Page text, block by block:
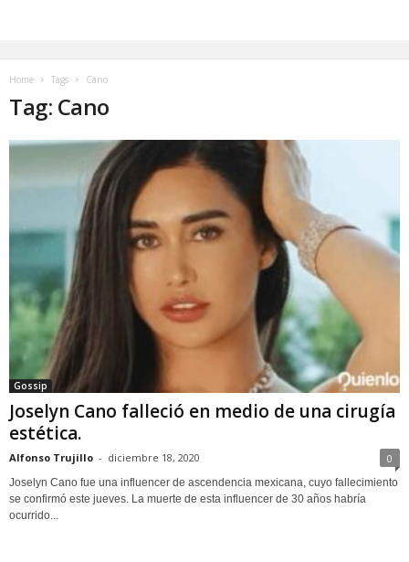
Home Tags Cano
Tag: Cano
Gossip
Joselyn Cano falleció en medio de una cirugía
estética.
Alfonso Trujillo - diciembre 18, 2020 0
Joselyn Cano fue una influencer de ascendencia mexicana, cuyo fallecimiento
se confirmó este jueves. La muerte de esta influencer de 30 años habría
ocurrido...